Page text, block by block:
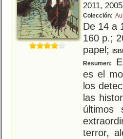
2011, 2005
Colección:
De 14 a
160 p.;
papel;
Resumen:
es el
los
las
últimos
terror,